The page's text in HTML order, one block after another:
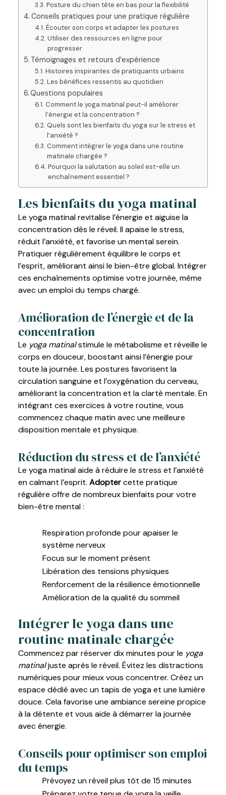
Posture du chien tête en bas pour la flexibilité
Conseils pratiques pour une pratique régulière
Écouter son corps et adapter les postures
Utiliser des ressources en ligne pour
progresser
Témoignages et retours d’expérience
Histoires inspirantes de pratiquants urbains
Les bénéfices ressentis au quotidien
Questions populaires
Comment le yoga matinal peut-il améliorer
l’énergie et la concentration ?
Quels sont les bienfaits du yoga sur le stress et
l’anxiété ?
Comment intégrer le yoga dans une routine
matinale chargée ?
Pourquoi la salutation au soleil est-elle un
enchaînement essentiel ?
Les bienfaits du yoga matinal
Le yoga matinal revitalise l’énergie et aiguise la
concentration dès le réveil. Il apaise le stress,
réduit l’anxiété, et favorise un mental serein.
Pratiquer régulièrement équilibre le corps et
l’esprit, améliorant ainsi le bien-être global. Intégrer
ces enchaînements optimise votre journée, même
avec un emploi du temps chargé.
Amélioration de l’énergie et de la
concentration
Le yoga matinalstimule le métabolisme et réveille le
corps en douceur, boostant ainsi l’énergie pour
toute la journée. Les postures favorisent la
circulation sanguine et l’oxygénation du cerveau,
améliorant la concentration et la clarté mentale. En
intégrant ces exercices à votre routine, vous
commencez chaque matin avec une meilleure
disposition mentale et physique.
Réduction du stress et de l’anxiété
Le yoga matinal aide à réduire le stress et l’anxiété
en calmant l’esprit. Adoptercette pratique
régulière offre de nombreux bienfaits pour votre
bien-être mental :
Respiration profonde pour apaiser le
système nerveux
Focus sur le moment présent
Libération des tensions physiques
Renforcement de la résilience émotionnelle
Amélioration de la qualité du sommeil
Intégrer le yoga dans une
routine matinale chargée
Commencez par réserver dix minutes pour le yoga
matinaljuste après le réveil. Évitez les distractions
numériques pour mieux vous concentrer. Créez un
espace dédié avec un tapis de yoga et une lumière
douce. Cela favorise une ambiance sereine propice
à la détente et vous aide à démarrer la journée
avec énergie.
Conseils pour optimiser son emploi
du temps
Prévoyez un réveil plus tôt de 15 minutes